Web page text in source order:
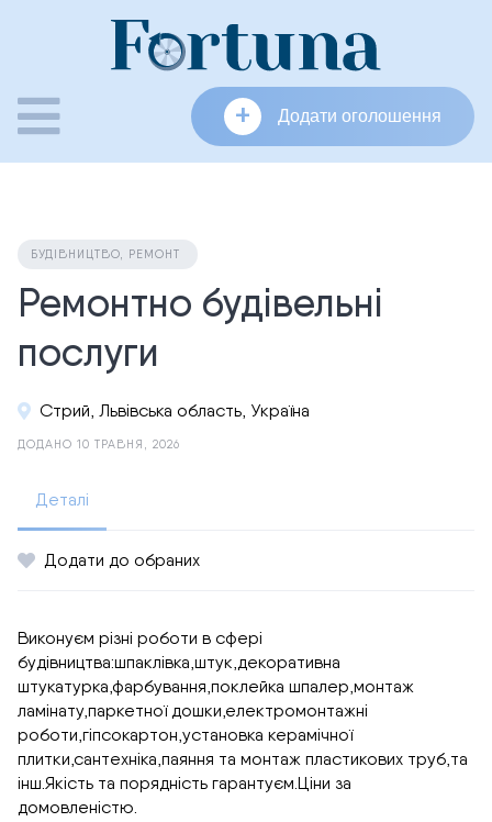
+ Додати оголошення
БУДІВНИЦТВО, РЕМОНТ
Ремонтно будівельні
послуги
Стрий, Львівська область, Україна
ДОДАНО 10 ТРАВНЯ, 2026
Деталі
Додати до обраних
Виконуєм різні роботи в сфері
будівництва:шпаклівка,штук,декоративна
штукатурка,фарбування,поклейка шпалер,монтаж
ламінату,паркетної дошки,електромонтажні
роботи,гіпсокартон,установка керамічної
плитки,сантехніка,паяння та монтаж пластикових труб,та
інш.Якість та порядність гарантуєм.Ціни за
домовленістю.